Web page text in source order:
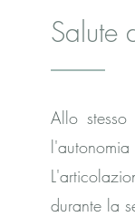
Salute
Allo
durante la